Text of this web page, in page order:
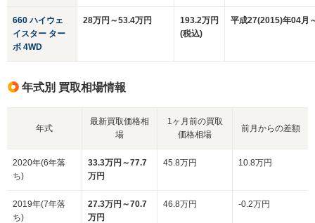
660 ハイウェ
イスター ター
ボ 4WD
28万円～53.4万円
193.2万円
(税込)
平成27(2015)年04月
年式別 買取相場情報
年式
最新買取価格相
場
1ヶ月前の買取
価格相場
前月からの差額
2020年(6年落
ち)
33.3万円～77.7
万円
45.8万円 10.8万円
2019年(7年落
ち)
27.3万円～70.7
万円
46.8万円 -0.2万円